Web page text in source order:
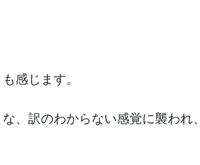
感じます。
、訳のわからない感覚に襲われ